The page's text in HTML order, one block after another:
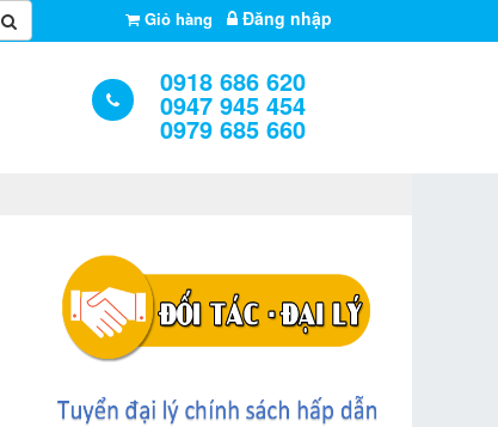
Giỏ hàng Đăng nhập
0918 686 620
0947 945 454
0979 685 660